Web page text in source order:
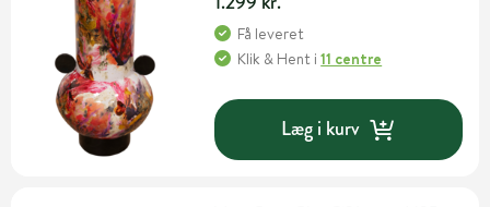
Få leveret
Klik & Hent i11 centre
Læg i kurv